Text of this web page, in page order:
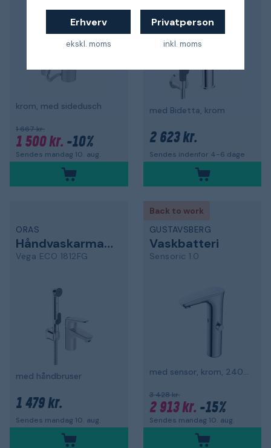
Erhverv
ekskl. moms
Privatperson
inkl. moms
krom, med sidedusch
1 667 kr.
1 500 kr. -10%
Sendes mandag 10. aug.
med Bidetta, krom
2 623 kr.
Sendes indenfor 4-6 dage
ORAS
Håndvaskarmatur
Vega ECO 1812FG
med håndbruser
1 479 kr.
Sendes mandag 10. aug.
Back to work
GUSTAVSBERG
Vaskbatteri
Sensoric 1.0
med sensor, krom, 240 mm monteringshøjde
3 428 kr.
2 913 kr. -15%
Sendes mandag 10. aug.